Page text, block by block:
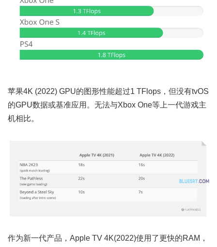
苹果4K (2022) GPU的图形性能超过1 TFlops，但没有tvOS
的GPU数据或基准应用。无法与Xbox One等上一代游戏主
机相比。
作为新一代产品，Apple TV 4K(2022)使用了更快的RAM，